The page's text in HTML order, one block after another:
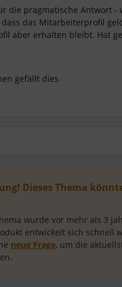
die pragmatische Antwort -
das Mitarbeiterprofil
aber erhalten bleibt. Hat
gefällt dies
Dieses Thema
wurde vor mehr als 3
entwickelt sich schnell
neue Frage, um die